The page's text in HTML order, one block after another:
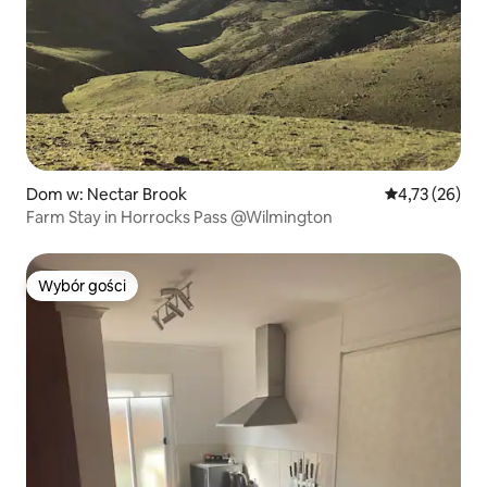
Dom w: Nectar Brook Średnia
4,73 (26)
Farm Stay in Horrocks Pass @Wilmington
Wybór gości
Wybór gości